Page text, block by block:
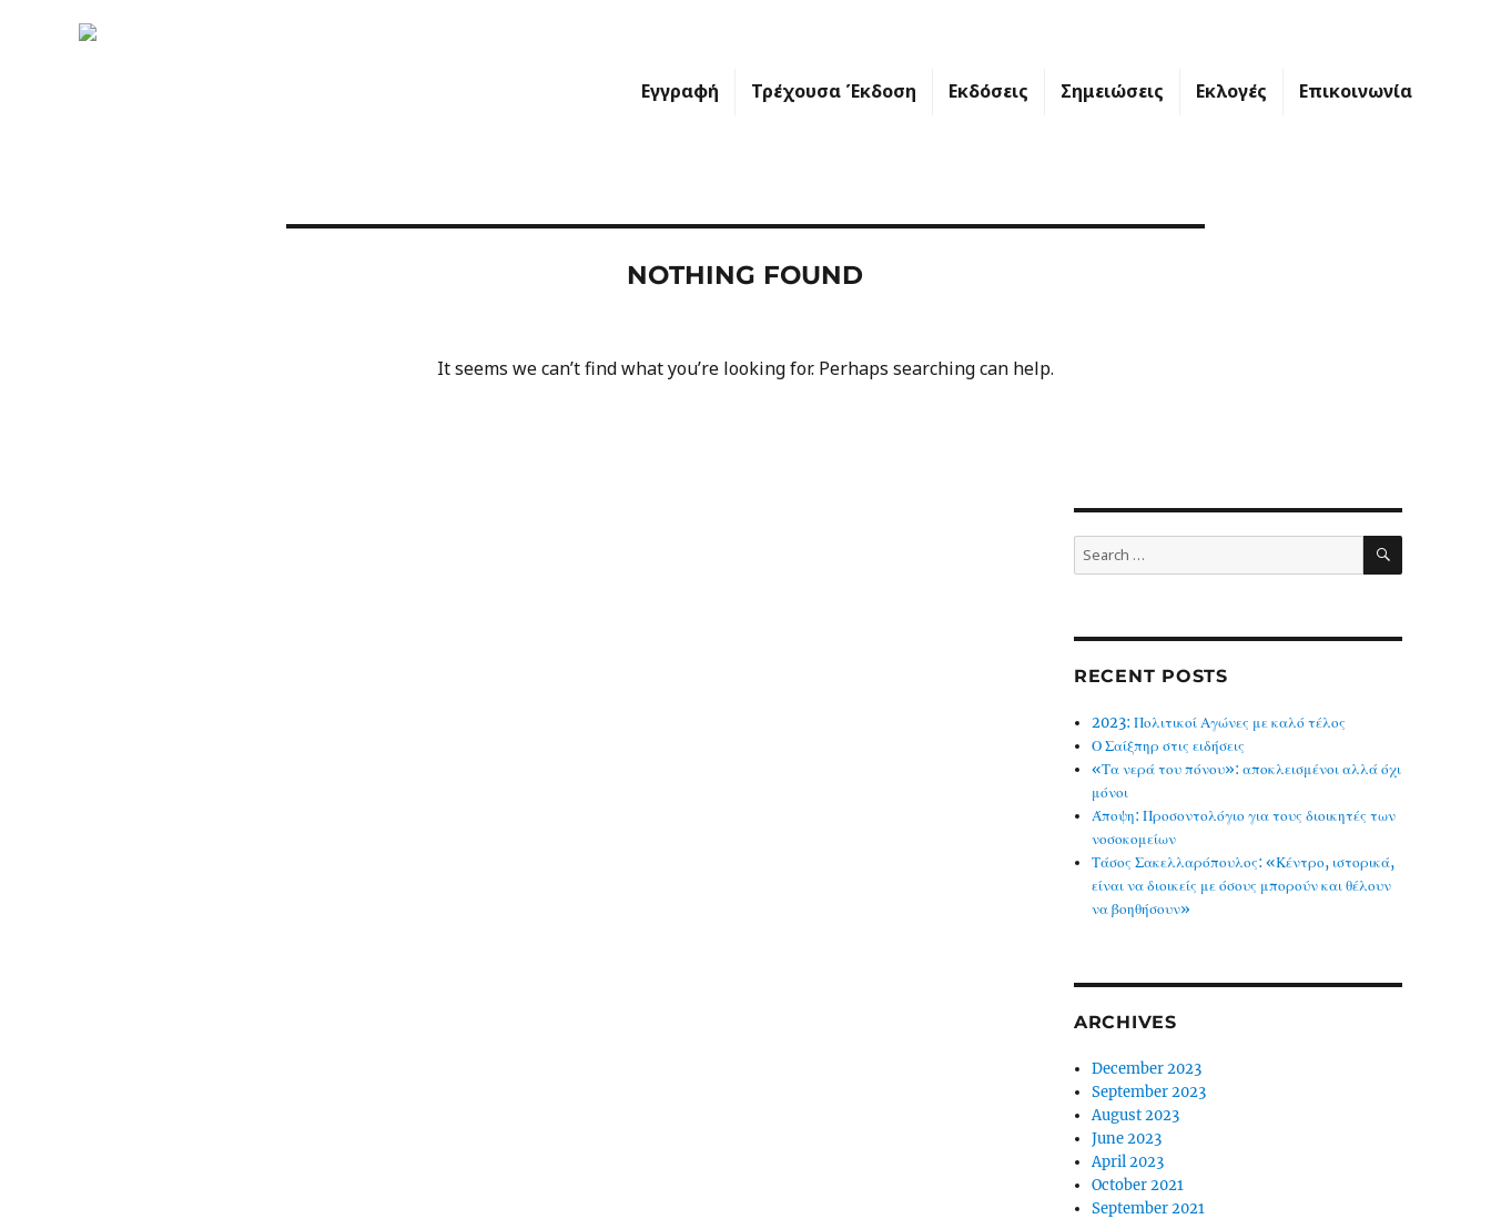
Εγγραφή Τρέχουσα Έκδοση Εκδόσεις Σημειώσεις Εκλογές Επικοινωνία
NOTHING FOUND
It seems we can’t find what you’re looking for. Perhaps searching can help.
Search
for:
SEARCH
RECENT POSTS
2023: Πολιτικοί Αγώνες με καλό τέλος
Ο Σαίξπηρ στις ειδήσεις
«Τα νερά του πόνου»: αποκλεισμένοι αλλά όχι
μόνοι
Άποψη: Προσοντολόγιο για τους διοικητές των
νοσοκομείων
Τάσος Σακελλαρόπουλος: «Κέντρο, ιστορικά,
είναι να διοικείς με όσους μπορούν και θέλουν
να βοηθήσουν»
ARCHIVES
December 2023
September 2023
August 2023
June 2023
April 2023
October 2021
September 2021